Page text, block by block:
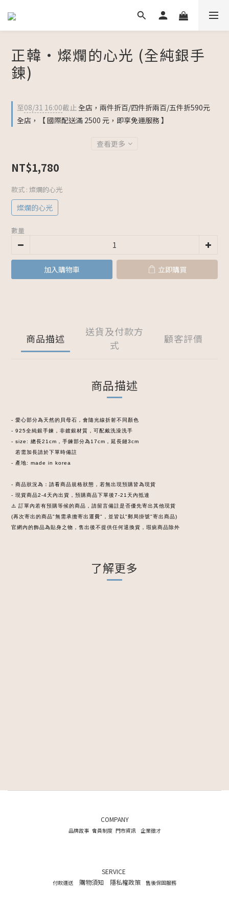
正韓・燦爛的心光 (全純銀手
鍊)
至08/31 16:00截止全店，兩件折百/四件折兩百/五件折590元
全店，【 國際配送滿 2500 元，即享免運服務 】
查看更多
NT$1,780
款式 : 燦爛的心光
燦爛的心光
數量
加入購物車 立即購買
商品描述
送貨及付款方
式
顧客評價
商品描述
- 愛心部分為天然的貝母石，會隨光線折射不同顏色
- 925全純銀手鍊，非鍍銀材質，可配戴洗澡洗手
- size: 總長21cm，手鍊部分為17cm，延長鏈3cm
若需加長請於下單時備註
- 產地: made in korea
- 商品狀況為：請看商品規格狀態，若無出現預購皆為現貨
- 現貨商品2-4天內出貨，預購商品下單後7-21天內抵達
⚠️ 訂單內若有預購等候的商品，請留言備註是否優先寄出其他現貨
(再次寄出的商品"無需承擔寄出運費"，並皆以"郵局掛號"寄出商品)
官網內的飾品為貼身之物，售出後不提供任何退換貨，瑕疵商品除外
了解更多
COMPANY
品牌故事 會員制度 門市資訊 企業徵才
SERVICE
付款運送 購物須知 隱私權政策 售後保固服務